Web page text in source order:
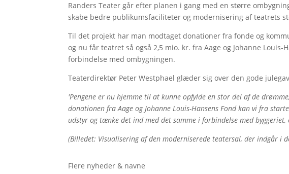
Randers Teater går efter planen i gang med en større
skabe bedre publikumsfaciliteter og modernisering af teatrets
Til det projekt har man modtaget donationer fra fonde og
og nu får teatret så også 2,5 mio. kr. fra Aage og Johanne Louis-
forbindelse med ombygningen.
Teaterdirektør Peter Westphael glæder sig over den gode
'Pengene er nu hjemme til at kunne opfylde en stor del af de
donationen fra Aage og Johanne Louis-Hansens Fond kan vi fra
udstyr og tænke det ind med det samme i forbindelse med
(Billedet: Visualisering af den moderniserede teatersal, der indgår i
Flere nyheder & navne